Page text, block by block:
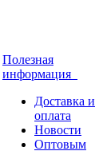
Полезная
информация
Доставка и
оплата
Новости
Оптовым